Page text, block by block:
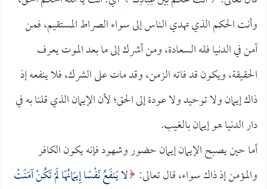
وأنت الحكم الذي تهدي الناس إلى سواء الصراط المستقيم، فمن
آمن في الدنيا فله السعادة، ومن أشرك إلى ما بعد الموت يعرف
الحقيقة، ويكون قد فاته الزمن، وقد مات على الشرك، فلا ينفعه إذ
ذاك إيمان ولا توحيد ولا عودة إلى الحق؛ لأن الإيمان الذي قلنا به في
دار الدنيا هو إيمان بالغيب.
أما حين يصبح الإيمان إيمان حضور وشهود فإنه يكون الكافر
والمؤمن إذ ذاك سواء، قال تعالى: لا يَنفَعُ نَفْسًا إِيمَانُهَا لَمْ تَكُنْ آمَنَتْ